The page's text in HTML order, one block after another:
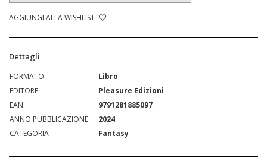
AGGIUNGI ALLA WISHLIST
Dettagli
FORMATO
Libro
EDITORE
Pleasure Edizioni
EAN
9791281885097
ANNO PUBBLICAZIONE
2024
CATEGORIA
Fantasy